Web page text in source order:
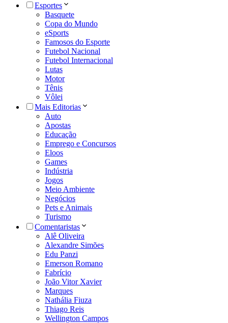
Esportes
Basquete
Copa do Mundo
eSports
Famosos do Esporte
Futebol Nacional
Futebol Internacional
Lutas
Motor
Tênis
Vôlei
Mais Editorias
Auto
Apostas
Educação
Emprego e Concursos
Eloos
Games
Indústria
Jogos
Meio Ambiente
Negócios
Pets e Animais
Turismo
Comentaristas
Alê Oliveira
Alexandre Simões
Edu Panzi
Emerson Romano
Fabrício
João Vitor Xavier
Marques
Nathália Fiuza
Thiago Reis
Wellington Campos